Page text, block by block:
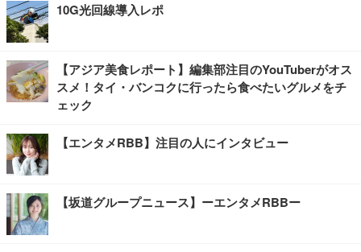
10G光回線導入レポ
【アジア美食レポート】編集部注目のYouTuberがオス
スメ！タイ・バンコクに行ったら食べたいグルメをチ
ェック
【エンタメRBB】注目の人にインタビュー
【坂道グループニュース】ーエンタメRBBー